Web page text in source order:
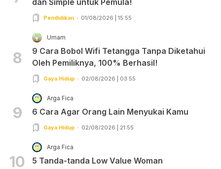
Pendidikan 01/08/2026 | 15:55
8
Umam
9 Cara Bobol Wifi Tetangga Tanpa Diketahui
Oleh Pemiliknya, 100% Berhasil!
Gaya Hidup 02/08/2026 | 03:55
9
Arga Fica
6 Cara Agar Orang Lain Menyukai Kamu
Gaya Hidup 02/08/2026 | 21:55
10
Arga Fica
5 Tanda-tanda Low Value Woman